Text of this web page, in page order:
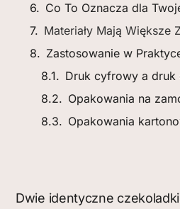
Co To Oznacza dla
Materiały Mają Większe
Zastosowanie w
Druk cyfrowy a druk
Opakowania na
Opakowania
Dwie identyczne